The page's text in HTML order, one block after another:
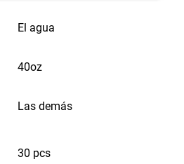
El agua
40oz
Las demás
30 pcs